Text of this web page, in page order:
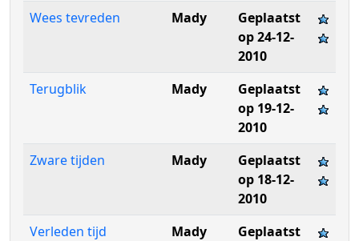
Wees tevreden
Mady
Geplaatst
op 24-12-
2010
Terugblik
Mady
Geplaatst
op 19-12-
2010
Zware tijden
Mady
Geplaatst
op 18-12-
2010
Verleden tijd
Mady
Geplaatst